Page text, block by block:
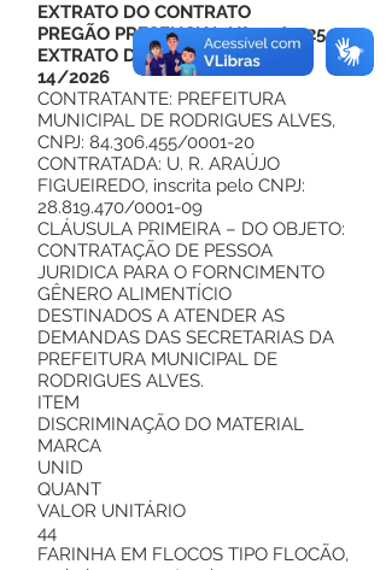
EXTRATO DO CONTRATO
PREGÃO PRESENCIAL Nº 07/2025
EXTRATO DO CONTRATO Nº
14/2026
CONTRATANTE: PREFEITURA
MUNICIPAL DE RODRIGUES ALVES,
CNPJ: 84.306.455/0001-20
CONTRATADA: U. R. ARAÚJO
FIGUEIREDO, inscrita pelo CNPJ:
28.819.470/0001-09
CLÁUSULA PRIMEIRA – DO OBJETO:
CONTRATAÇÃO DE PESSOA
JURIDICA PARA O FORNCIMENTO
GÊNERO ALIMENTÍCIO
DESTINADOS A ATENDER AS
DEMANDAS DAS SECRETARIAS DA
PREFEITURA MUNICIPAL DE
RODRIGUES ALVES.
ITEM
DISCRIMINAÇÃO DO MATERIAL
MARCA
UNID
QUANT
VALOR UNITÁRIO
44
FARINHA EM FLOCOS TIPO FLOCÃO,